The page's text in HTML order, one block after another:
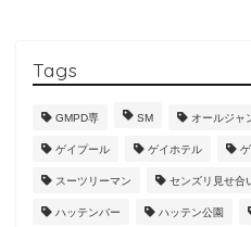
Tags
GMPD専 SM オールジャ
ゲイプール ゲイホテル
スーツリーマン センズリ見せ合
ハッテンバー ハッテン公園